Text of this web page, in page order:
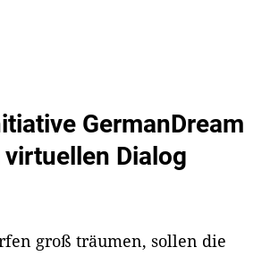
GermanDream
Dialog
groß träumen, sollen die